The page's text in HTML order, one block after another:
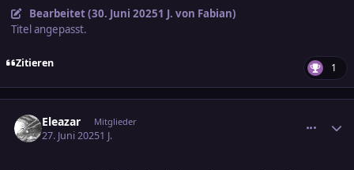
Bearbeitet (30. Juni 20251 J. von Fabian)
Titel angepasst.
Zitieren 1
Eleazar Mitglieder
27. Juni 20251 J.